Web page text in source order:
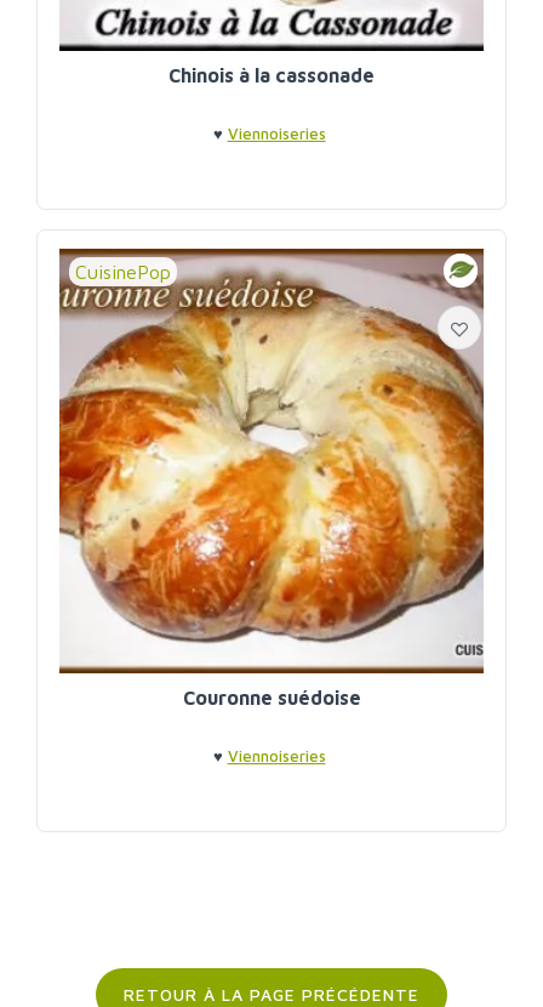
Chinois à la cassonade
♥ Viennoiseries
CuisinePop
Couronne suédoise
♥ Viennoiseries
RETOUR À LA PAGE PRÉCÉDENTE